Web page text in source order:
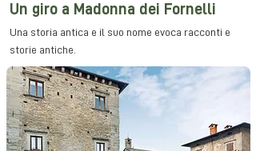
Un giro a Madonna dei Fornelli
Una storia antica e il suo nome evoca racconti e
storie antiche.